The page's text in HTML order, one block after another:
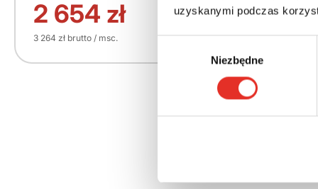
uzyskanymi podczas
zgody
Niezbędne
2 654 zł
3 264 zł brutto / msc.
209 061 zł
Twój